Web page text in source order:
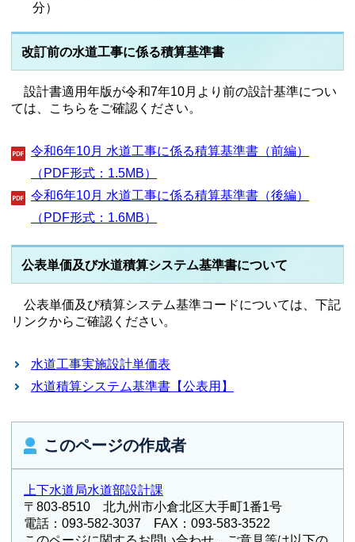
分）
改訂前の水道工事に係る積算基準書
設計書適用年版が令和7年10月より前の設計基準につい
ては、こちらをご確認ください。
令和6年10月 水道工事に係る積算基準書（前編）
（PDF形式：1.5MB）
令和6年10月 水道工事に係る積算基準書（後編）
（PDF形式：1.6MB）
公表単価及び水道積算システム基準書について
公表単価及び積算システム基準コードについては、下記
リンクからご確認ください。
水道工事実施設計単価表
水道積算システム基準書【公表用】
このページの作成者
上下水道局水道部設計課
〒803-8510 北九州市小倉北区大手町1番1号
電話：093-582-3037 FAX：093-583-3522